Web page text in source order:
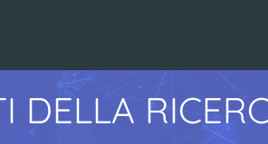
DELLA